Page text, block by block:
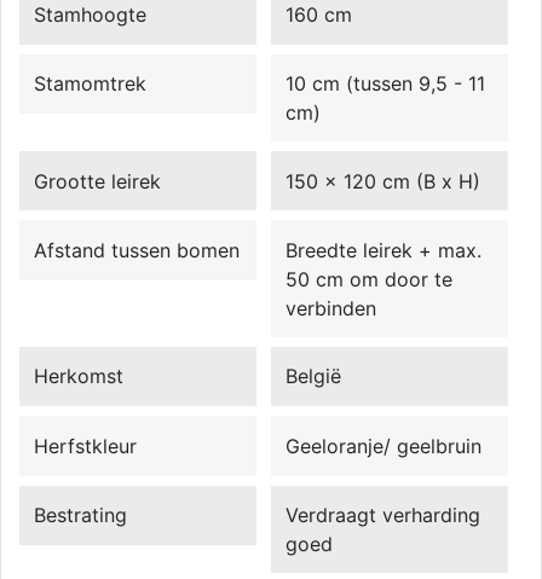
Stamhoogte 160 cm
Stamomtrek
10 cm (tussen 9,5 - 11
cm)
Grootte leirek 150 x 120 cm (B x H)
Afstand tussen bomen
Breedte leirek + max.
50 cm om door te
verbinden
Herkomst België
Herfstkleur Geeloranje/ geelbruin
Bestrating
Verdraagt verharding
goed